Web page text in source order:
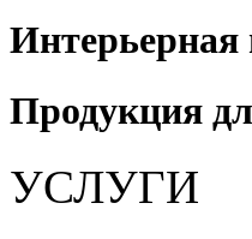
Интерьерная
Продукция
УСЛУГИ